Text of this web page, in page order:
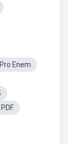
Enem